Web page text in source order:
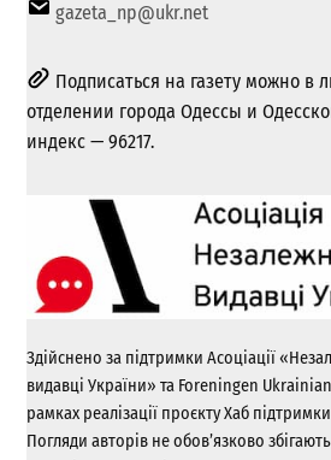
gazeta_np@ukr.net
Подписаться на газету можно в
отделении города Одессы и
индекс — 96217.
Здійснено за підтримки Асоціації
видавці України» та Foreningen
рамках реалізації проєкту Хаб
Погляди авторів не обов’язково